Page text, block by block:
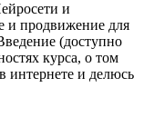
и
и продвижение для
(доступно
курса, о том
интернете и делюсь